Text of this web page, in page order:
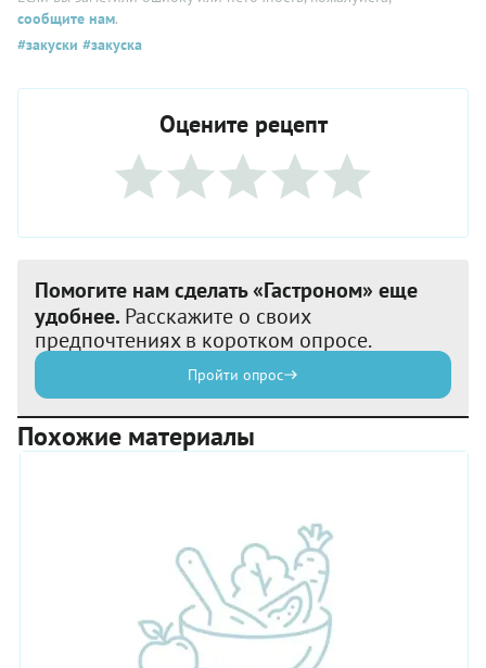
сообщите нам.
#закуски #закуска
Оцените рецепт
Помогите нам сделать «Гастроном» еще
удобнее. Расскажите о своих
предпочтениях в коротком опросе.
Пройти опрос
Похожие материалы